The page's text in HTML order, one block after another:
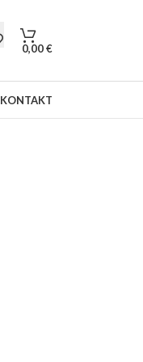
0,00€
KONTAKT